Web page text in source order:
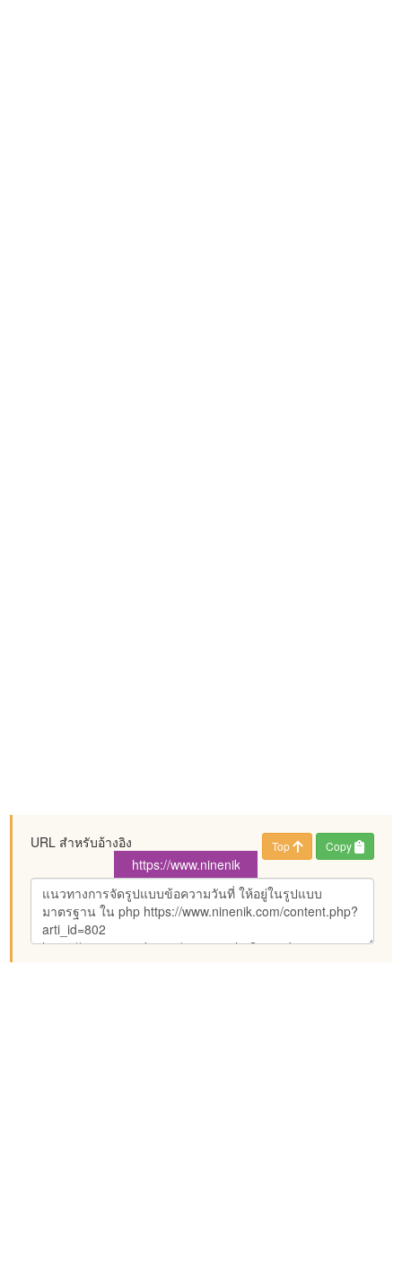
URL สำหรับอ้างอิง Top Copy